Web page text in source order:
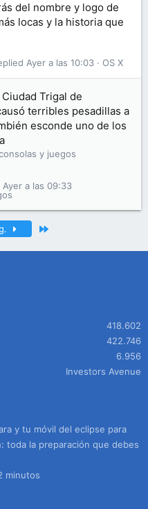
del nombre y logo de
locas y la historia que
OS X
Ayer a las 10:03
Trigal de
terribles pesadillas a
esconde uno de los
y juegos
Ayer a las 09:33
418.602
422.746
6.956
Investors Avenue
y tu móvil del eclipse para
toda la preparación que debes
minutos